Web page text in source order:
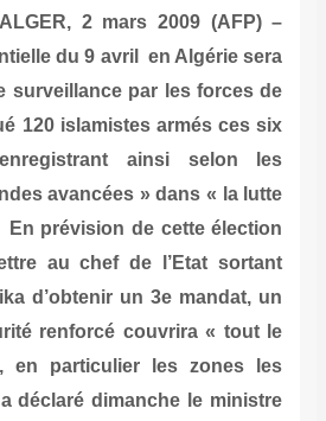
2 mars 2009 (AFP) –
du 9 avril en Algérie sera
surveillance par les forces de
120 islamistes armés ces six
ainsi selon les
avancées » dans « la lutte
prévision de cette élection
au chef de l’Etat sortant
d’obtenir un 3e mandat, un
renforcé couvrira « tout le
en particulier les zones les
déclaré dimanche le ministre